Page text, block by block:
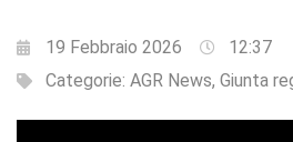
19 Febbraio 2026
12:37
Categorie: AGR News, Giunta